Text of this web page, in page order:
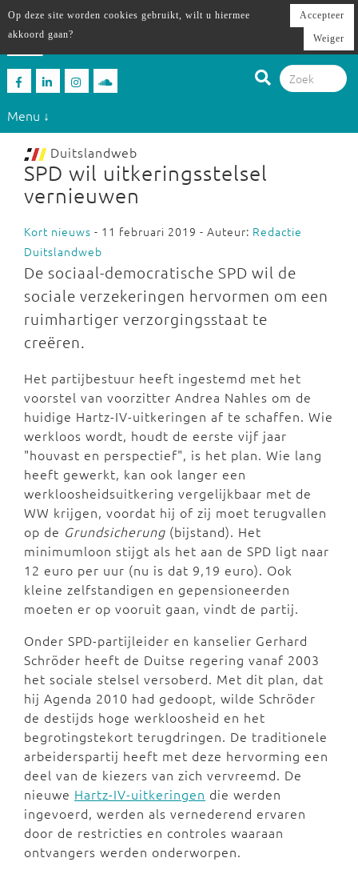
Menu ↓
Duitslandweb
SPD wil uitkeringsstelsel
vernieuwen
Kort nieuws - 11 februari 2019 - Auteur: Redactie
Duitslandweb
De sociaal-democratische SPD wil de
sociale verzekeringen hervormen om een
ruimhartiger verzorgingsstaat te
creëren.
Het partijbestuur heeft ingestemd met het
voorstel van voorzitter Andrea Nahles om de
huidige Hartz-IV-uitkeringen af te schaffen. Wie
werkloos wordt, houdt de eerste vijf jaar
"houvast en perspectief", is het plan. Wie lang
heeft gewerkt, kan ook langer een
werkloosheidsuitkering vergelijkbaar met de
WW krijgen, voordat hij of zij moet terugvallen
op de Grundsicherung (bijstand). Het
minimumloon stijgt als het aan de SPD ligt naar
12 euro per uur (nu is dat 9,19 euro). Ook
kleine zelfstandigen en gepensioneerden
moeten er op vooruit gaan, vindt de partij.
Onder SPD-partijleider en kanselier Gerhard
Schröder heeft de Duitse regering vanaf 2003
het sociale stelsel versoberd. Met dit plan, dat
hij Agenda 2010 had gedoopt, wilde Schröder
de destijds hoge werkloosheid en het
begrotingstekort terugdringen. De traditionele
arbeiderspartij heeft met deze hervorming een
deel van de kiezers van zich vervreemd. De
nieuwe Hartz-IV-uitkeringen die werden
ingevoerd, werden als vernederend ervaren
door de restricties en controles waaraan
ontvangers werden onderworpen.
Op deze site worden cookies gebruikt, wilt u hiermee
akkoord gaan?
Accepteer
Weiger